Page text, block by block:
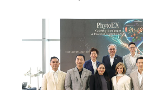
วิทยาศาสตร์และเทคโนโลยีแห่งชาติ (สว
เทคโนโลยีแห่งชาติ (NANOTEC) ภายในง
โครงการ “PhytoEX Celebrity
“PhytoEX Innovation Competition